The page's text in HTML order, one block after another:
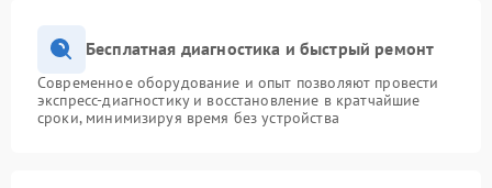
Бесплатная диагностика и быстрый ремонт
Современное оборудование и опыт позволяют провести
экспресс-диагностику и восстановление в кратчайшие
сроки, минимизируя время без устройства